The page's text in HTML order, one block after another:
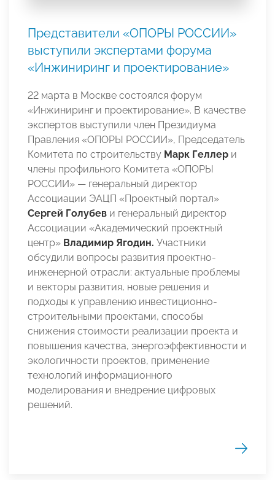
Представители «ОПОРЫ РОССИИ»
выступили экспертами форума
«Инжиниринг и проектирование»
22 марта в Москве состоялся форум
«Инжиниринг и проектирование». В качестве
экспертов выступили член Президиума
Правления «ОПОРЫ РОССИИ», Председатель
Комитета по строительству Марк Геллер и
члены профильного Комитета «ОПОРЫ
РОССИИ» — генеральный директор
Ассоциации ЭАЦП «Проектный портал»
Сергей Голубев и генеральный директор
Ассоциации «Академический проектный
центр» Владимир Ягодин. Участники
обсудили вопросы развития проектно-
инженерной отрасли: актуальные проблемы
и векторы развития, новые решения и
подходы к управлению инвестиционно-
строительными проектами, способы
снижения стоимости реализации проекта и
повышения качества, энергоэффективности и
экологичности проектов, применение
технологий информационного
моделирования и внедрение цифровых
решений.